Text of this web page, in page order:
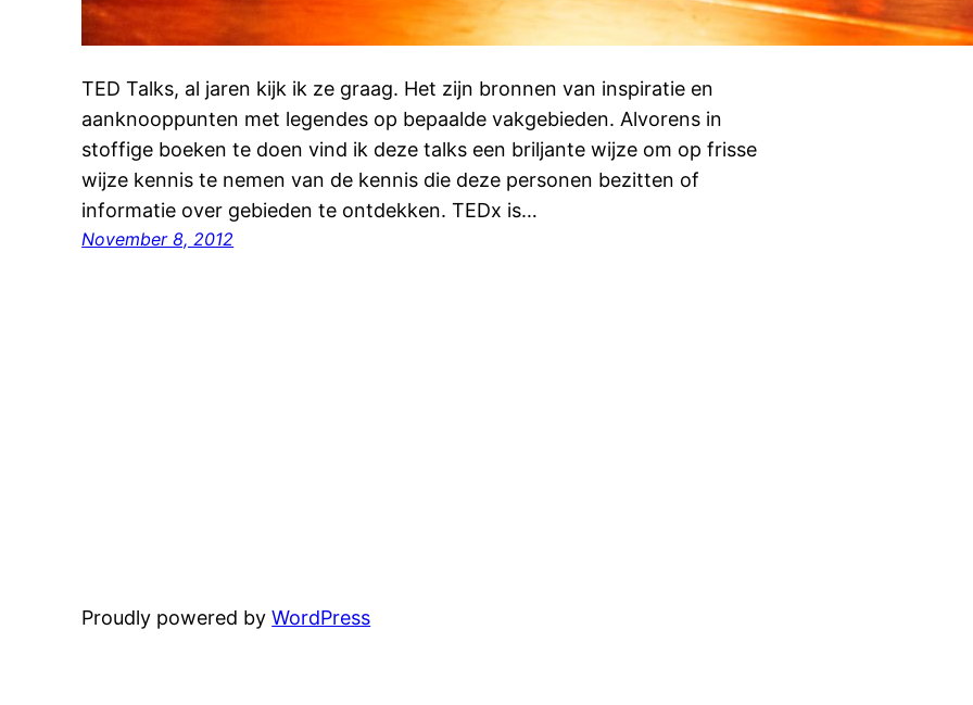
TED Talks, al jaren kijk ik ze graag. Het zijn bronnen van inspiratie en
aanknooppunten met legendes op bepaalde vakgebieden. Alvorens in
stoffige boeken te doen vind ik deze talks een briljante wijze om op frisse
wijze kennis te nemen van de kennis die deze personen bezitten of
informatie over gebieden te ontdekken. TEDx is…
November 8, 2012
Proudly powered byWordPress